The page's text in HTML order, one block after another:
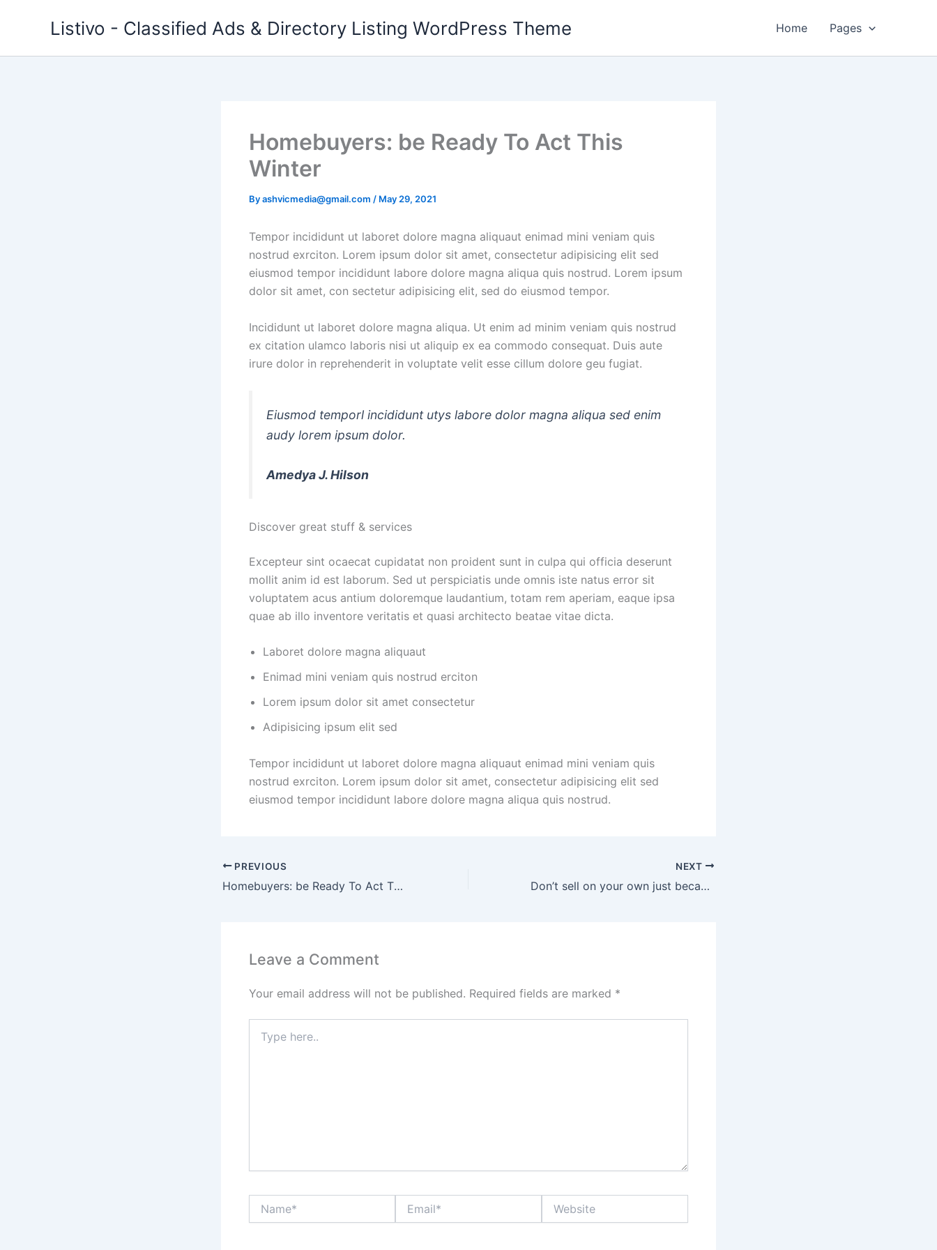
Listivo - Classified Ads & Directory Listing WordPress Theme Home Pages
Homebuyers: be Ready To Act This
Winter
Byashvicmedia@gmail.com / May 29, 2021
Tempor incididunt ut laboret dolore magna aliquaut enimad mini veniam quis
nostrud exrciton. Lorem ipsum dolor sit amet, consectetur adipisicing elit sed
eiusmod tempor incididunt labore dolore magna aliqua quis nostrud. Lorem ipsum
dolor sit amet, con sectetur adipisicing elit, sed do eiusmod tempor.
Incididunt ut laboret dolore magna aliqua. Ut enim ad minim veniam quis nostrud
ex citation ulamco laboris nisi ut aliquip ex ea commodo consequat. Duis aute
irure dolor in reprehenderit in voluptate velit esse cillum dolore geu fugiat.
Eiusmod temporl incididunt utys labore dolor magna aliqua sed enim
audy lorem ipsum dolor.
Amedya J. Hilson
Discover great stuff & services
Excepteur sint ocaecat cupidatat non proident sunt in culpa qui officia deserunt
mollit anim id est laborum. Sed ut perspiciatis unde omnis iste natus error sit
voluptatem acus antium doloremque laudantium, totam rem aperiam, eaque ipsa
quae ab illo inventore veritatis et quasi architecto beatae vitae dicta.
Laboret dolore magna aliquaut
Enimad mini veniam quis nostrud erciton
Lorem ipsum dolor sit amet consectetur
Adipisicing ipsum elit sed
Tempor incididunt ut laboret dolore magna aliquaut enimad mini veniam quis
nostrud exrciton. Lorem ipsum dolor sit amet, consectetur adipisicing elit sed
eiusmod tempor incididunt labore dolore magna aliqua quis nostrud.
PREVIOUS
Homebuyers: be Ready To Act This Winter
NEXT
Don’t sell on your own just because it’s a …
Leave a Comment
Your email address will not be published. Required fields are marked *
here..